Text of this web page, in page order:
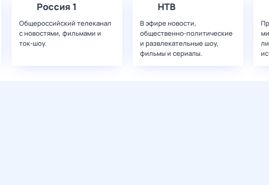
Россия 1
Общероссийский телеканал
с новостями, фильмами и
ток-шоу.
НТВ
В эфире новости,
общественно-политические
и развлекательные шоу,
фильмы и сериалы.